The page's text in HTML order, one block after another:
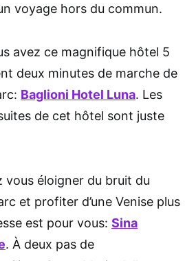
voyage hors du commun.
avez ce magnifique hôtel 5
deux minutes de marche de
Baglioni Hotel Luna. Les
de cet hôtel sont juste
vous éloigner du bruit du
et profiter d’une Venise plus
est pour vous: Sina
. À deux pas de